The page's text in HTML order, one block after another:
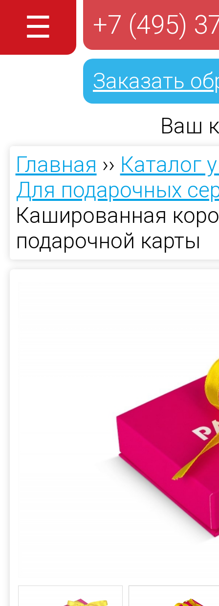
☰ +7 (495)
Заказать
Ваш
Главная ›› Каталог
Для подарочных
Кашированная
подарочной карты